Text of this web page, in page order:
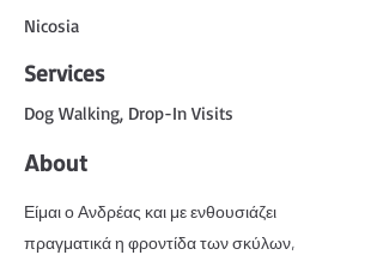
Nicosia
Services
Dog Walking, Drop-In Visits
About
Είμαι ο Ανδρέας και με ενθουσιάζει
πραγματικά η φροντίδα των σκύλων,